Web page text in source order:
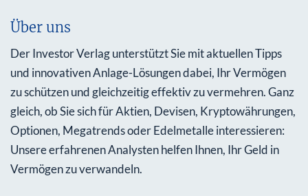
Über uns
Der Investor Verlag unterstützt Sie mit aktuellen Tipps
und innovativen Anlage-Lösungen dabei, Ihr Vermögen
zu schützen und gleichzeitig effektiv zu vermehren. Ganz
gleich, ob Sie sich für Aktien, Devisen, Kryptowährungen,
Optionen, Megatrends oder Edelmetalle interessieren:
Unsere erfahrenen Analysten helfen Ihnen, Ihr Geld in
Vermögen zu verwandeln.